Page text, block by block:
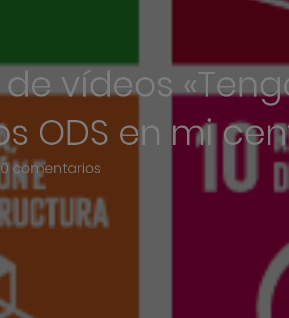
vídeos
ODS en mi
0 comentarios